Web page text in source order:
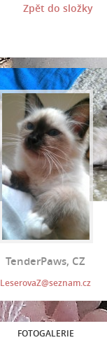
Zpět do složky
TenderPaws, CZ
LeserovaZ@seznam.cz
FOTOGALERIE